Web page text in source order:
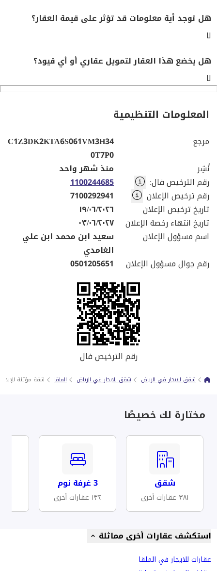
هل توجد أية معلومات قد تؤثر على قيمة العقار؟
لا
هل يخضع هذا العقار لتمويل عقاري أو أي قيود؟
لا
المعلومات التنظيمية
مرجع
C1Z3DK2KTA6S061VM3H34
0T7P0
نُشِر
منذ شهر واحد
رقم الترخيص فال:
1100244685
رقم ترخيص الإعلان
7100292941
تاريخ ترخيص الإعلان
١٩/٠٦/٢٠٢٦
تاريخ انتهاء رخصة الإعلان
٠٣/٠٦/٢٠٢٧
اسم مسؤول الإعلان
سعيد ابن محمد ابن علي
الغامدي
رقم جوال مسؤول الإعلان
0501205651
رقم الترخيص فال
شقق للايجار في الرياض شقق للايجار في الرياض الملقا شقة مؤثثة
مختارة لك خصيصًا
شقق
٣٨١ عقارات أخرى
3 غرفة نوم
١٣٢ عقارات أخرى
استكشف عقارات أخرى مماثلة
عقارات للايجار في الملقا